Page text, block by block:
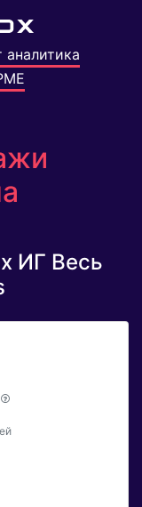
аналитика
ИГ Весь